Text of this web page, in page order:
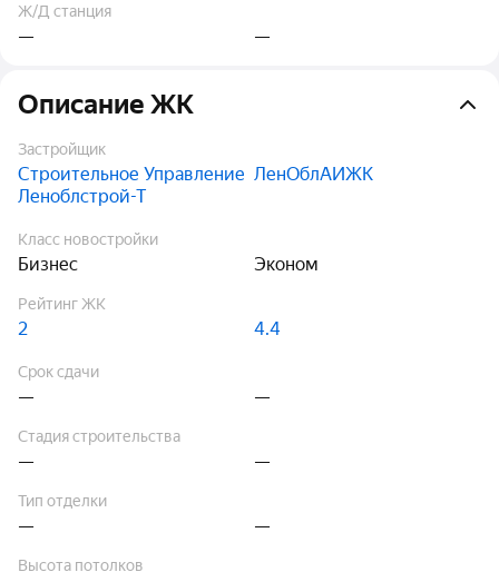
Ж/Д станция
— —
Описание ЖК
Застройщик
Строительное Управление
Леноблстрой-Т
ЛенОблАИЖК
Класс новостройки
Бизнес Эконом
Рейтинг ЖК
2 4.4
Срок сдачи
— —
Стадия строительства
— —
Тип отделки
— —
Высота потолков